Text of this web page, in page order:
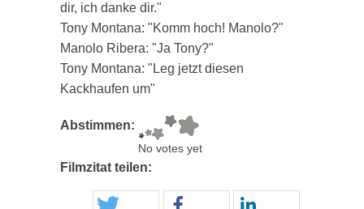
dir, ich danke dir."
Tony Montana: "Komm hoch! Manolo?"
Manolo Ribera: "Ja Tony?"
Tony Montana: "Leg jetzt diesen
Kackhaufen um"
Abstimmen:
No votes yet
Filmzitat teilen: